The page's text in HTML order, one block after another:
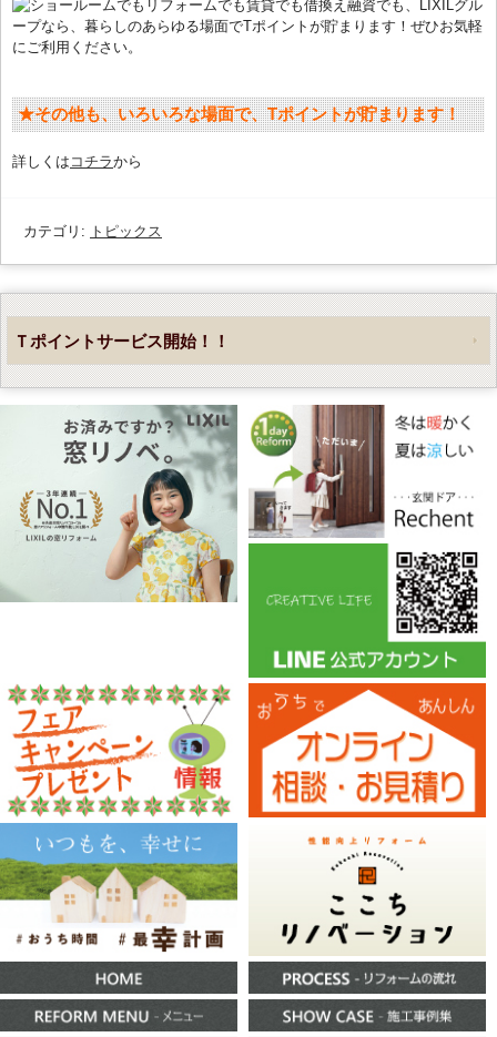
★その他も、いろいろな場面で、Tポイントが貯まります！
詳しくは コチラから
カテゴリ: トピックス
Ｔポイントサービス開始！！